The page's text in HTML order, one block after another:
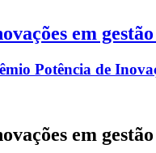
em
Potência de
em